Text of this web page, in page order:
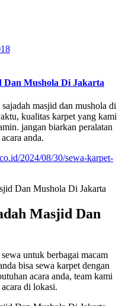
Dan Mushola Di Jakarta
masjid dan mushola di
kualitas karpet yang kami
jangan biarkan peralatan
anda.
2024/08/30/sewa-karpet-
Masjid Dan
untuk berbagai macam
bisa sewa karpet dengan
acara anda, team kami
di lokasi.